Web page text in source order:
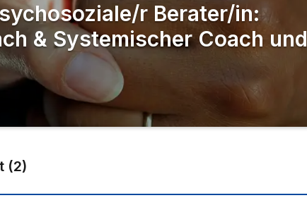
r Berater/in:
& Systemischer Coach und
(2)